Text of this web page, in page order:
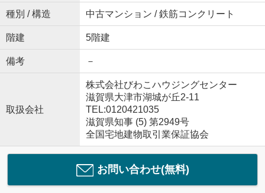
種別 / 構造 中古マンション / 鉄筋コンクリート
階建 5階建
備考 －
取扱会社
株式会社びわこハウジングセンター
滋賀県大津市湖城が丘2-11
TEL:0120421035
滋賀県知事 (5) 第2949号
全国宅地建物取引業保証協会
お問い合わせ(無料)